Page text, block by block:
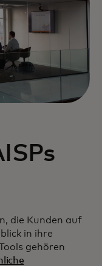
die Kunden auf
in ihre
gehören